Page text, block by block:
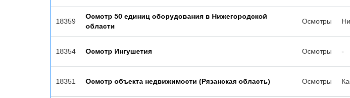
18359
Осмотр 50 единиц оборудования в Нижегородской
области
Осмотры
18354 Осмотр Ингушетия Осмотры -
18351 Осмотр объекта недвижимости (Рязанская область) Осмотры